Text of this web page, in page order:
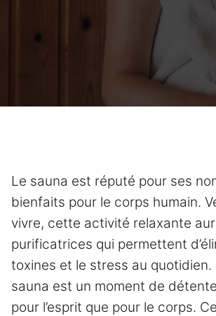
Le sauna est réputé pour ses
bienfaits pour le corps humain.
vivre, cette activité relaxante
purificatrices qui permettent
toxines et le stress au quotidien.
sauna est un moment de
pour l’esprit que pour le corps.